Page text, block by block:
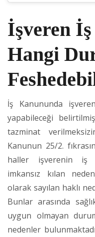
İşveren İş
Hangi
İş Kanununda
yapabileceği
tazminat
Kanunun 25/2.
haller işverenin iş
imkansız kılan
olarak sayılan haklı
Bunlar arasında
uygun olmayan
nedenler